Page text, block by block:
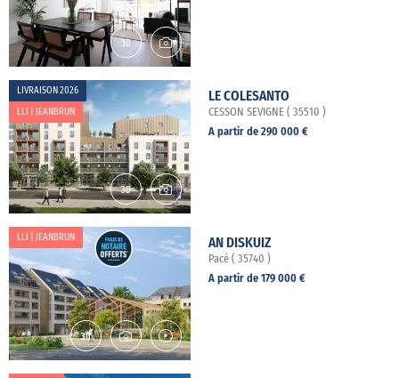
LIVRAISON 2026
LLI | JEANBRUN
LE COLESANTO
CESSON SEVIGNE ( 35510 )
A partir de 290 000 €
LLI | JEANBRUN AN DISKUIZ
Pacé ( 35740 )
A partir de 179 000 €